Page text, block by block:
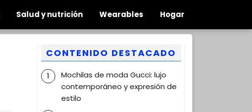
Salud y nutrición Wearables Hogar
CONTENIDO DESTACADO
Mochilas de moda Gucci: lujo
contemporáneo y expresión de
estilo